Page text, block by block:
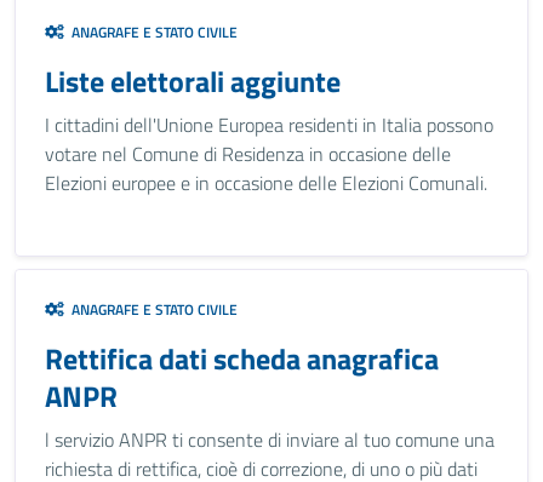
ANAGRAFE E STATO CIVILE
Liste elettorali aggiunte
I cittadini dell'Unione Europea residenti in Italia possono
votare nel Comune di Residenza in occasione delle
Elezioni europee e in occasione delle Elezioni Comunali.
ANAGRAFE E STATO CIVILE
Rettifica dati scheda anagrafica
ANPR
l servizio ANPR ti consente di inviare al tuo comune una
richiesta di rettifica, cioè di correzione, di uno o più dati